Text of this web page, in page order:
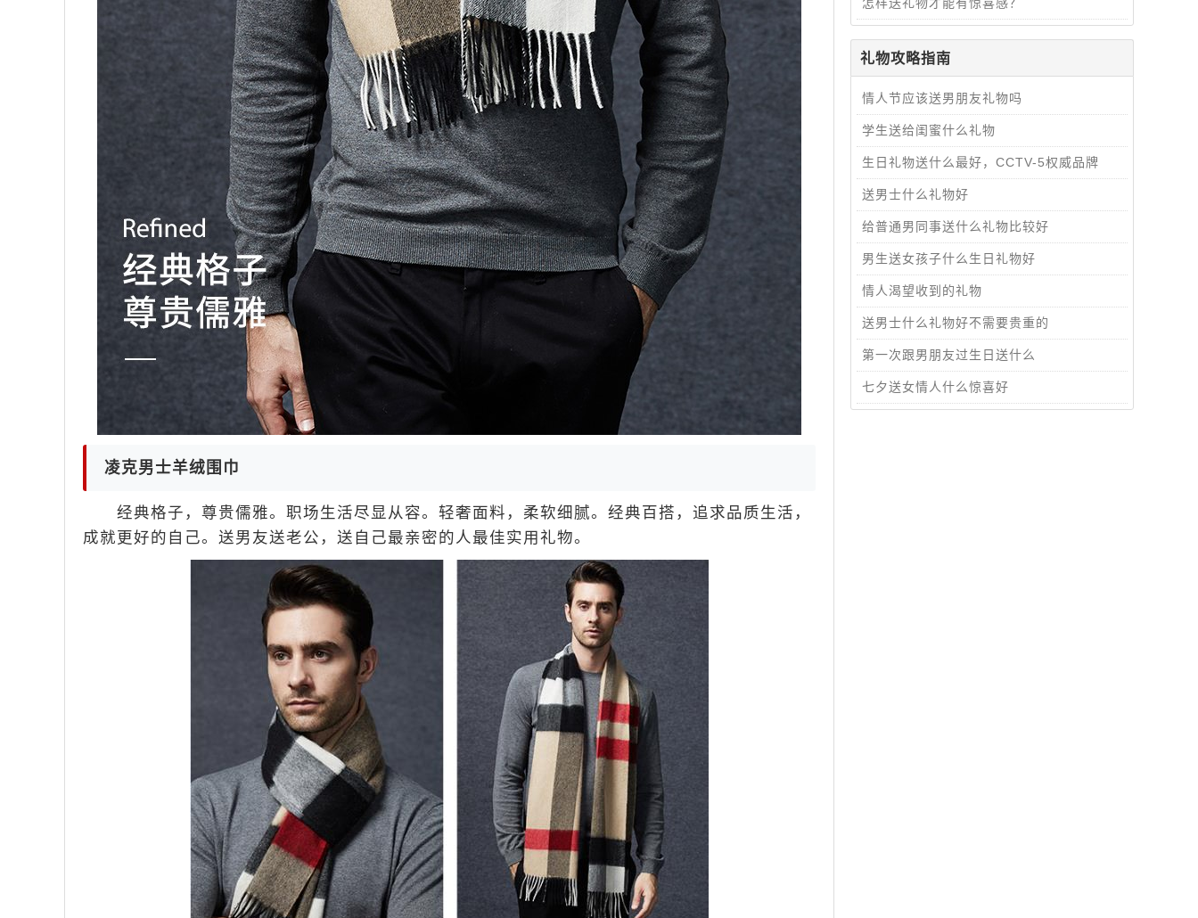
凌克男士羊绒围巾
经典格子，尊贵儒雅。职场生活尽显从容。轻奢面料，柔软细腻。经典百搭，追求品质生活，
成就更好的自己。送男友送老公，送自己最亲密的人最佳实用礼物。
礼物攻略指南
情人节应该送男朋友礼物吗
学生送给闺蜜什么礼物
生日礼物送什么最好，CCTV-5权威品牌
送男士什么礼物好
给普通男同事送什么礼物比较好
男生送女孩子什么生日礼物好
情人渴望收到的礼物
送男士什么礼物好不需要贵重的
第一次跟男朋友过生日送什么
七夕送女情人什么惊喜好